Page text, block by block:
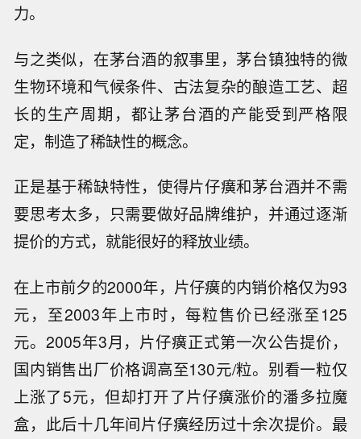
力。
与之类似，在茅台酒的叙事里，茅台镇独特的微
生物环境和气候条件、古法复杂的酿造工艺、超
长的生产周期，都让茅台酒的产能受到严格限
定，制造了稀缺性的概念。
正是基于稀缺特性，使得片仔癀和茅台酒并不需
要思考太多，只需要做好品牌维护，并通过逐渐
提价的方式，就能很好的释放业绩。
在上市前夕的2000年，片仔癀的内销价格仅为93
元，至2003年上市时，每粒售价已经涨至125
元。2005年3月，片仔癀正式第一次公告提价，
国内销售出厂价格调高至130元/粒。别看一粒仅
上涨了5元，但却打开了片仔癀涨价的潘多拉魔
盒，此后十几年间片仔癀经历过十余次提价。最